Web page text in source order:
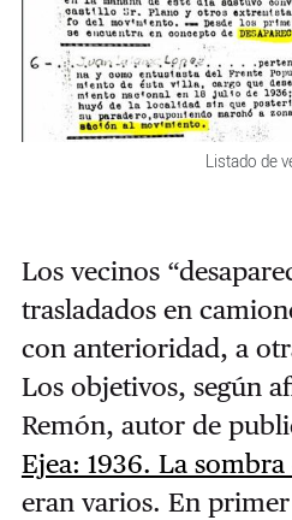
Listado de
Los vecinos
trasladados en
con anterioridad, a
Los objetivos, según
Remón, autor de
Ejea: 1936. La
eran varios. En